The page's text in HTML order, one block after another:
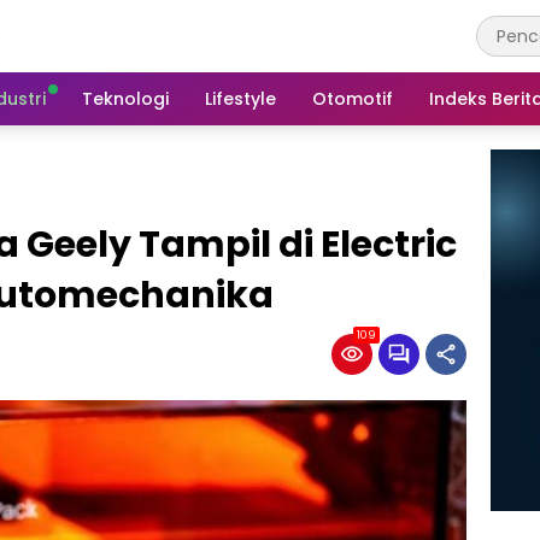
Teknologi Lifestyle Otomotif Indeks
Geely Tampil di Electric
109